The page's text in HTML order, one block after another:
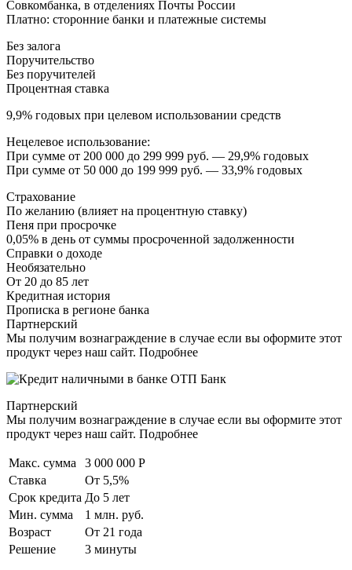
Совкомбанка, в отделениях Почты России
Платно: сторонние банки и платежные системы
Без залога
Поручительство
Без поручителей
Процентная ставка
9,9% годовых при целевом использовании средств
Нецелевое использование:
При сумме от 200 000 до 299 999 руб. — 29,9% годовых
При сумме от 50 000 до 199 999 руб. — 33,9% годовых
Страхование
По желанию (влияет на процентную ставку)
Пеня при просрочке
0,05% в день от суммы просроченной задолженности
Справки о доходе
Необязательно
От 20 до 85 лет
Кредитная история
Прописка в регионе банка
Партнерский
Мы получим вознаграждение в случае если вы оформите этот
продукт через наш сайт. Подробнее
Партнерский
Мы получим вознаграждение в случае если вы оформите этот
продукт через наш сайт. Подробнее
Макс. сумма
3 000 000 Р
Ставка
От 5,5%
Срок кредита До 5 лет
Мин. сумма
1 млн. руб.
Возраст
От 21 года
Решение
3 минуты